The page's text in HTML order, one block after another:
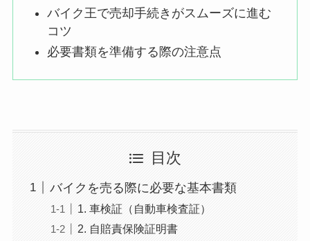
バイク王で売却手続きがスムーズに進む
コツ
必要書類を準備する際の注意点
目次
バイクを売る際に必要な基本書類
1. 車検証（自動車検査証）
2. 自賠責保険証明書